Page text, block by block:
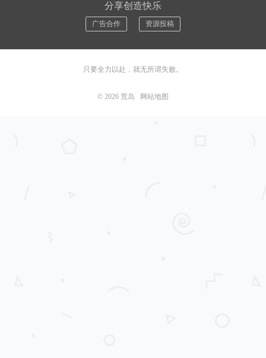
分享创造快乐
广告合作 资源投稿
只要全力以赴，就无所谓失败。
© 2026 荒岛 网站地图